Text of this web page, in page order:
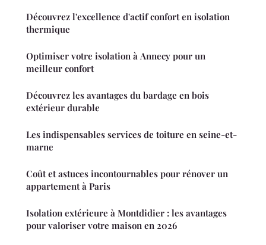
Découvrez l'excellence d'actif confort en isolation
thermique
Optimiser votre isolation à Annecy pour un
meilleur confort
Découvrez les avantages du bardage en bois
extérieur durable
Les indispensables services de toiture en seine-et-
marne
Coût et astuces incontournables pour rénover un
appartement à Paris
Isolation extérieure à Montdidier : les avantages
pour valoriser votre maison en 2026